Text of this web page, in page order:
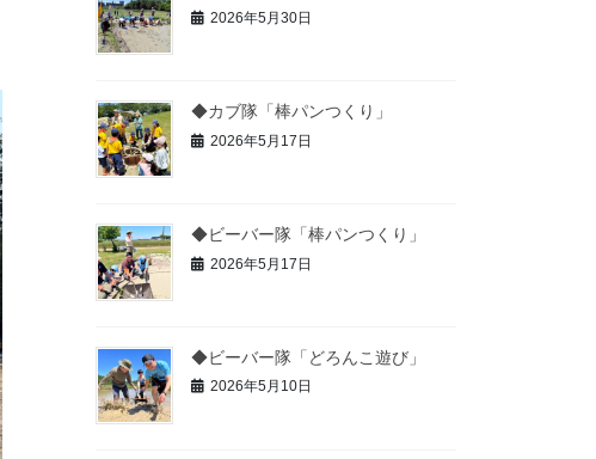
2026年5月30日
◆カブ隊「棒パンつくり」
2026年5月17日
◆ビーバー隊「棒パンつくり」
2026年5月17日
◆ビーバー隊「どろんこ遊び」
2026年5月10日